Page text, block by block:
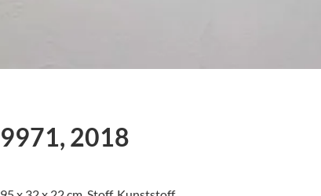
9971, 2018